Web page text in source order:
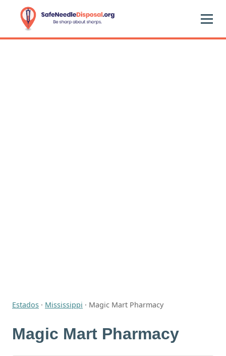
Estados · Mississippi · Magic Mart Pharmacy
Magic Mart Pharmacy